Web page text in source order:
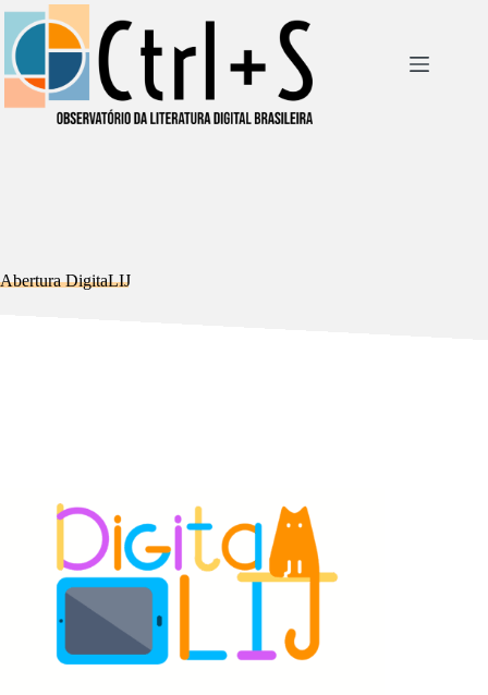
Pular
para
conteúdo
Abertura DigitaLIJ